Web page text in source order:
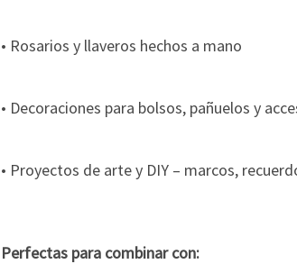
• Rosarios y llaveros hechos a mano
• Decoraciones para bolsos, pañuelos y
• Proyectos de arte y DIY – marcos,
Perfectas para combinar con: